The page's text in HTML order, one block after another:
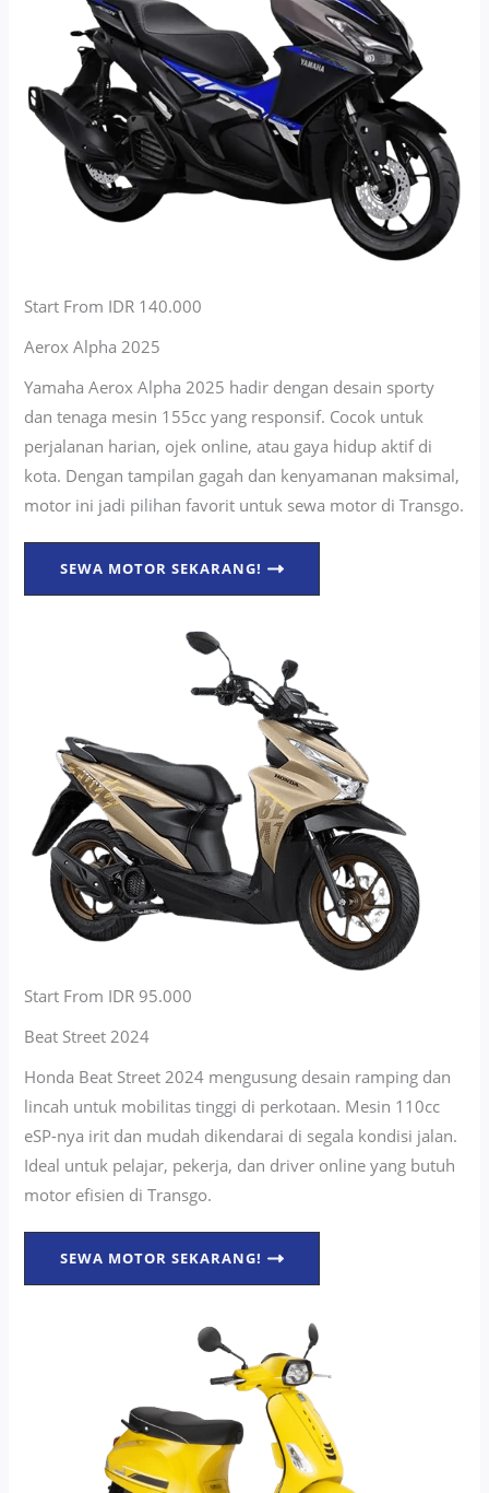
Start From IDR 140.000
Aerox Alpha 2025
Yamaha Aerox Alpha 2025 hadir dengan desain sporty
dan tenaga mesin 155cc yang responsif. Cocok untuk
perjalanan harian, ojek online, atau gaya hidup aktif di
kota. Dengan tampilan gagah dan kenyamanan maksimal,
motor ini jadi pilihan favorit untuk sewa motor di Transgo.
SEWA MOTOR SEKARANG!
Start From IDR 95.000
Beat Street 2024
Honda Beat Street 2024 mengusung desain ramping dan
lincah untuk mobilitas tinggi di perkotaan. Mesin 110cc
eSP-nya irit dan mudah dikendarai di segala kondisi jalan.
Ideal untuk pelajar, pekerja, dan driver online yang butuh
motor efisien di Transgo.
SEWA MOTOR SEKARANG!